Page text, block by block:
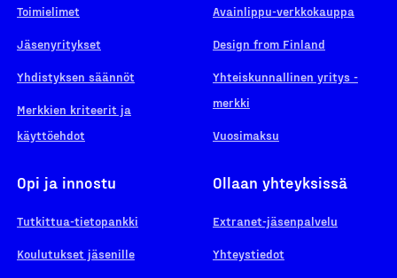
Toimielimet
Jäsenyritykset
Yhdistyksen säännöt
Merkkien kriteerit ja
käyttöehdot
Avainlippu-verkkokauppa
Design from Finland
Yhteiskunnallinen yritys -
merkki
Vuosimaksu
Opi ja innostu
Tutkittua-tietopankki
Koulutukset jäsenille
Ollaan yhteyksissä
Extranet-jäsenpalvelu
Yhteystiedot